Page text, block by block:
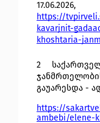
https://
kavarjnit-
khoshtaria-
2
გაუარესდა -
https://
ambebi/elene-